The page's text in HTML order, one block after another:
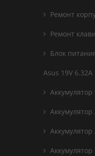
Ремонт
Ремонт
Блок
Asus 19V
Аккумулятор
Аккумулятор
Аккумулятор